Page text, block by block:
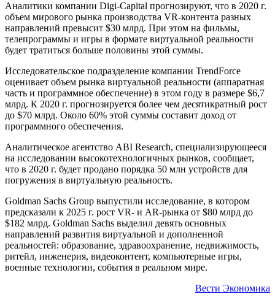
Аналитики компании Digi-Capital прогнозируют, что в 2020 г.
объем мирового рынка производства VR-контента разных
направлений превысит $30 млрд. При этом на фильмы,
телепрограммы и игры в формате виртуальной реальности
будет тратиться больше половины этой суммы.
Исследовательское подразделение компании TrendForce
оценивает объем рынка виртуальной реальности (аппаратная
часть и программное обеспечение) в этом году в размере $6,7
млрд. К 2020 г. прогнозируется более чем десятикратный рост
до $70 млрд. Около 60% этой суммы составит доход от
программного обеспечения.
Аналитическое агентство ABI Research, специализирующееся
на исследовании высокотехнологичных рынков, сообщает,
что в 2020 г. будет продано порядка 50 млн устройств для
погружения в виртуальную реальность.
Goldman Sachs Group выпустили исследование, в котором
предсказали к 2025 г. рост VR- и AR-рынка от $80 млрд до
$182 млрд. Goldman Sachs выделил девять основных
направлений развития виртуальной и дополненной
реальностей: образование, здравоохранение, недвижимость,
ритейл, инженерия, видеоконтент, компьютерные игры,
военные технологии, события в реальном мире.
Вести Экономика